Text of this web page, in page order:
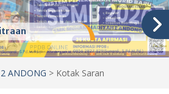
ANDONG > Kotak Saran